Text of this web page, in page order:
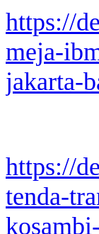
https://
meja-
jakarta-
https://
tenda-